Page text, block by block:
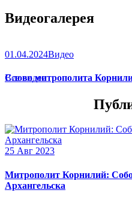
(икона),Игрицкая,Шуйская
Сергиевская(в Троице-
Видеогалерея
01.04.2024Видео
Слово митрополита
Все видео
25 Авг 2023
Митрополит Корнилий:
Архангельска